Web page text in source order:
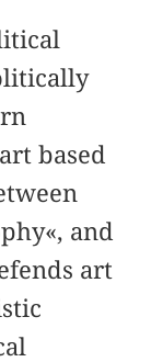
based
and
art